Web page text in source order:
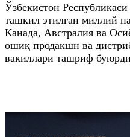
Ўзбекистон
ташкил этилган миллий
Канада, Австралия ва
ошиқ продакшн ва
вакиллари ташриф